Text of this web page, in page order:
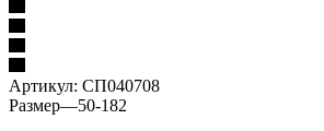
Артикул: СП040708
Размер—50-182